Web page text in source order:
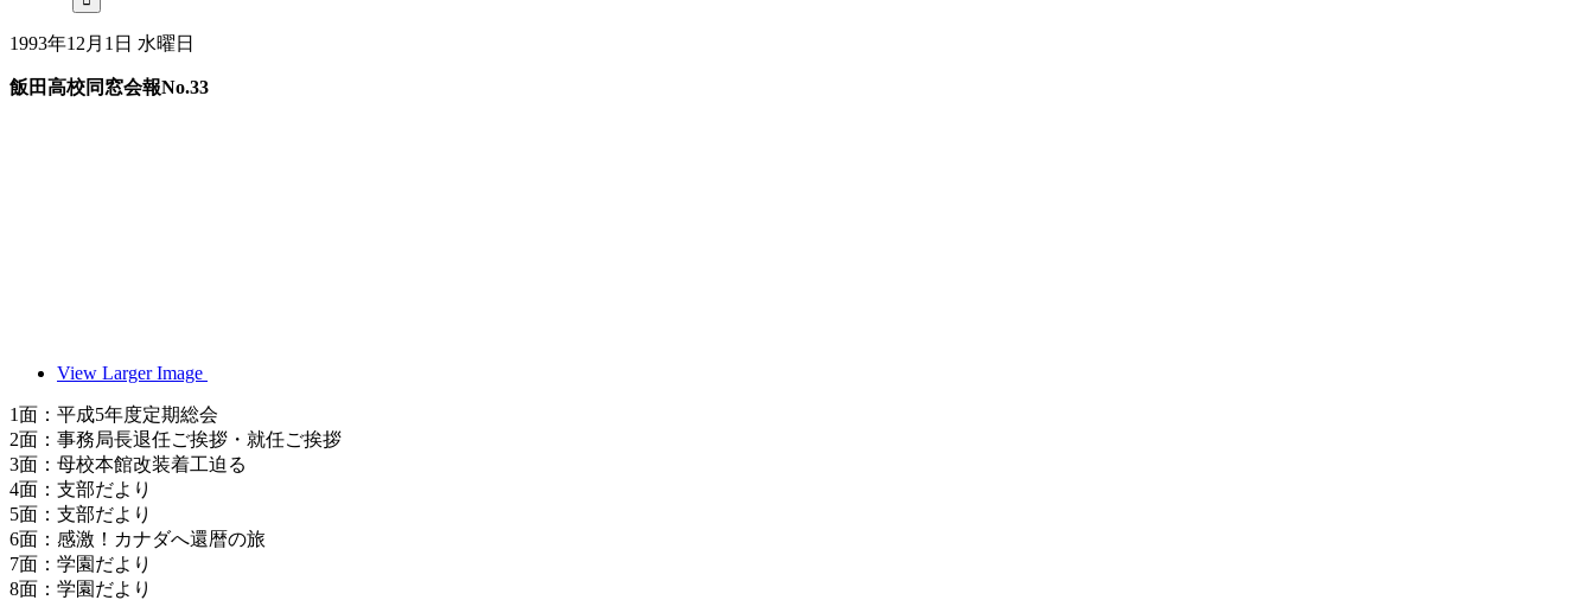
1993年12月1日 水曜日
飯田高校同窓会報No.33
View Larger Image
1面：平成5年度定期総会
2面：事務局長退任ご挨拶・就任ご挨拶
3面：母校本館改装着工迫る
4面：支部だより
5面：支部だより
6面：感激！カナダへ還暦の旅
7面：学園だより
8面：学園だより